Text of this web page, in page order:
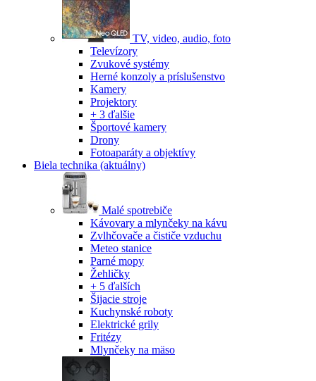
TV, video, audio, foto
Televízory
Zvukové systémy
Herné konzoly a príslušenstvo
Kamery
Projektory
+ 3 ďalšie
Športové kamery
Drony
Fotoaparáty a objektívy
Biela technika (aktuálny)
Malé spotrebiče
Kávovary a mlynčeky na kávu
Zvlhčovače a čističe vzduchu
Meteo stanice
Parné mopy
Žehličky
+ 5 ďalších
Šijacie stroje
Kuchynské roboty
Elektrické grily
Fritézy
Mlynčeky na mäso